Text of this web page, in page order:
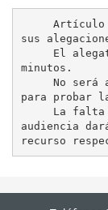
sus
El
minutos.
No será
para probar
La
audiencia